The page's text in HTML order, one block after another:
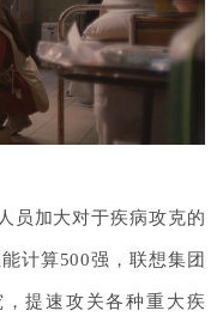
员加大对于疾病攻克的
计算500强，联想集团
提速攻关各种重大疾